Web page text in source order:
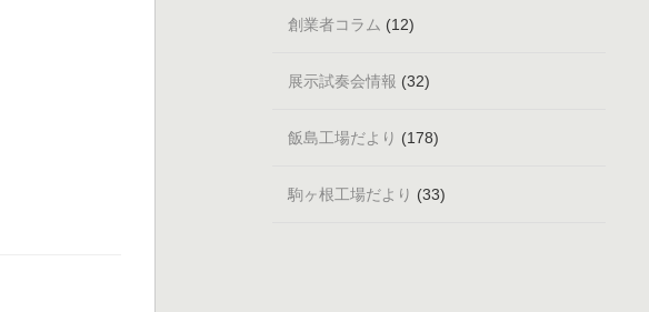
創業者コラム (12)
展示試奏会情報 (32)
飯島工場だより (178)
駒ヶ根工場だより (33)